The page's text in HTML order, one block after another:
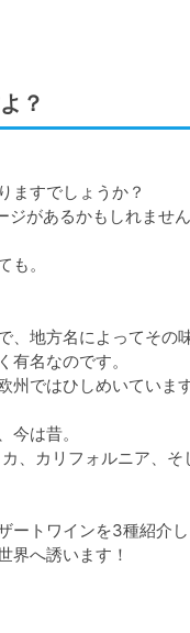
？
ますでしょうか？
があるかもしれません
。
地方名によってその
名なのです。
州ではひしめいていま
今は昔。
、カリフォルニア、そ
ートワインを3種紹介し
界へ誘います！